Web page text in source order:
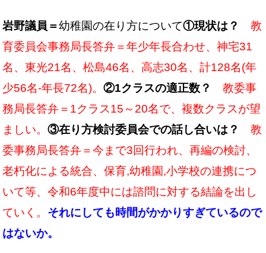
岩野議員＝幼稚園の在り方について①現状は？ 教
育委員会事務局長答弁＝年少年長合わせ、神宅31
名、東光21名、松島46名、高志30名、計128名(年
少56名-年長72名)。 ②1クラスの適正数？ 教委事
務局長答弁＝1クラス15～20名で、複数クラスが望
ましい。 ③在り方検討委員会での話し合いは？
教
委事務局長答弁＝今まで3回行われ、再編の検討、
老朽化による統合、保育,幼稚園,小学校の連携につ
いて等、令和6年度中には諮問に対する結論を出し
ていく。 それにしても時間がかかりすぎているので
はないか。